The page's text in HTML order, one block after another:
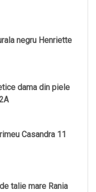
negru Henriette
dama din piele
Casandra 11
talie mare Rania